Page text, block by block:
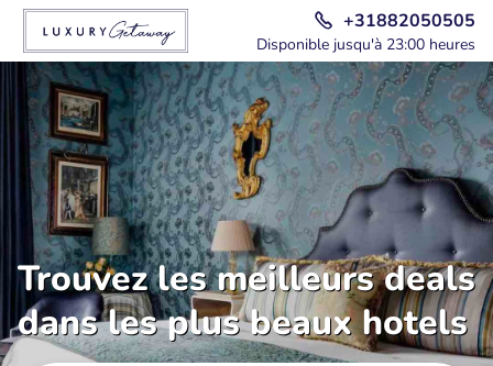
+31882050505
Disponible jusqu'à 23:00 heures
Trouvez les meilleurs deals
dans les plus beaux hotels